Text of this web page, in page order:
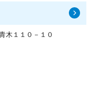
木１１０－１０